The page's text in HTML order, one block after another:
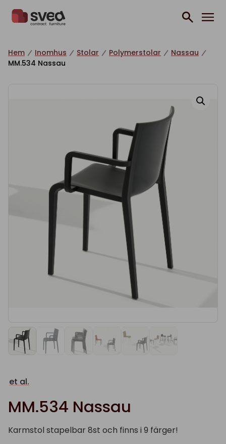
Hem Inomhus Stolar Polymerstolar
Nassau
MM.534 Nassau
et al.
MM.534 Nassau
Karmstol stapelbar 8st och finns i 9 färger!